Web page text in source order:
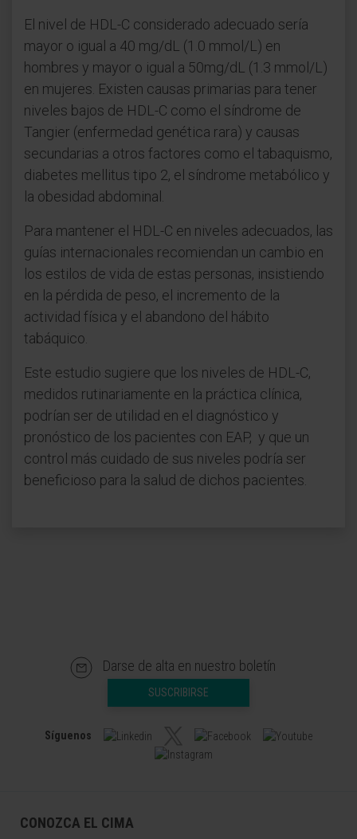
El nivel de HDL-C considerado adecuado sería
mayor o igual a 40 mg/dL (1.0 mmol/L) en
hombres y mayor o igual a 50mg/dL (1.3 mmol/L)
en mujeres. Existen causas primarias para tener
niveles bajos de HDL-C como el síndrome de
Tangier (enfermedad genética rara) y causas
secundarias a otros factores como el tabaquismo,
diabetes mellitus tipo 2, el síndrome metabólico y
la obesidad abdominal.
Para mantener el HDL-C en niveles adecuados, las
guías internacionales recomiendan un cambio en
los estilos de vida de estas personas, insistiendo
en la pérdida de peso, el incremento de la
actividad física y el abandono del hábito
tabáquico.
Este estudio sugiere que los niveles de HDL-C,
medidos rutinariamente en la práctica clínica,
podrían ser de utilidad en el diagnóstico y
pronóstico de los pacientes con EAP, y que un
control más cuidado de sus niveles podría ser
beneficioso para la salud de dichos pacientes.
Darse de alta en nuestro boletín
SUSCRIBIRSE
Síguenos
CONOZCA EL CIMA